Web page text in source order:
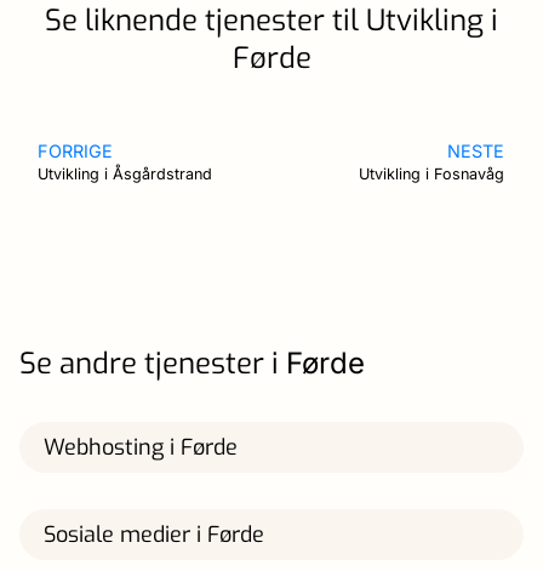
Se liknende tjenester til Utvikling i
Førde
FORRIGE
Utvikling i Åsgårdstrand
NESTE
Utvikling i Fosnavåg
Se andre tjenester i Førde
Webhosting i Førde
Sosiale medier i Førde